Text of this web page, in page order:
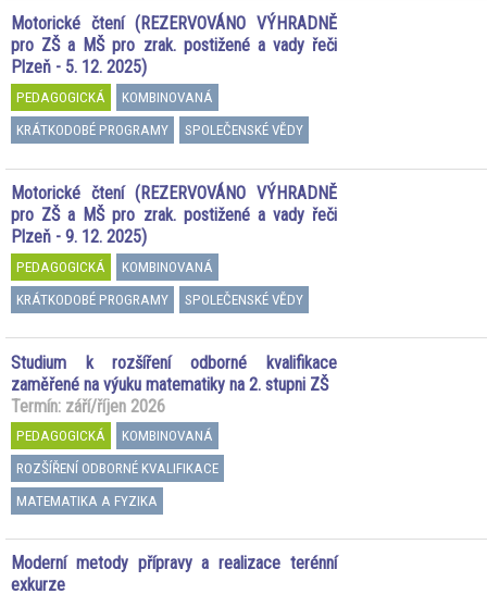
Motorické čtení (REZERVOVÁNO VÝHRADNĚ
pro ZŠ a MŠ pro zrak. postižené a vady řeči
Plzeň - 5. 12. 2025)
PEDAGOGICKÁ
KOMBINOVANÁ
KRÁTKODOBÉ PROGRAMY
SPOLEČENSKÉ VĚDY
Motorické čtení (REZERVOVÁNO VÝHRADNĚ
pro ZŠ a MŠ pro zrak. postižené a vady řeči
Plzeň - 9. 12. 2025)
PEDAGOGICKÁ
KOMBINOVANÁ
KRÁTKODOBÉ PROGRAMY
SPOLEČENSKÉ VĚDY
Studium k rozšíření odborné kvalifikace
zaměřené na výuku matematiky na 2. stupni ZŠ
Termín: září/říjen 2026
PEDAGOGICKÁ
KOMBINOVANÁ
ROZŠÍŘENÍ ODBORNÉ KVALIFIKACE
MATEMATIKA A FYZIKA
Moderní metody přípravy a realizace terénní
exkurze